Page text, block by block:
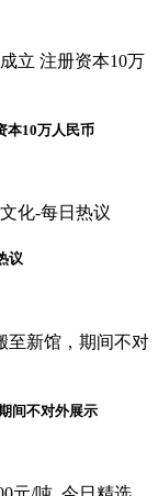
本10万人民币
议
间不对外展示